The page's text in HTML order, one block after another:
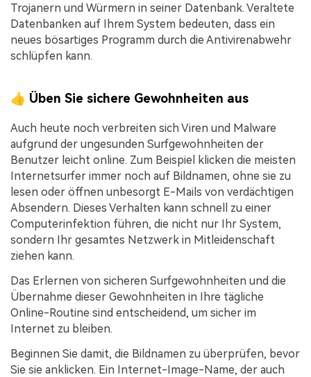
Trojanern und Würmern in seiner Datenbank. Veraltete
Datenbanken auf Ihrem System bedeuten, dass ein
neues bösartiges Programm durch die Antivirenabwehr
schlüpfen kann.
👍 Üben Sie sichere Gewohnheiten aus
Auch heute noch verbreiten sich Viren und Malware
aufgrund der ungesunden Surfgewohnheiten der
Benutzer leicht online. Zum Beispiel klicken die meisten
Internetsurfer immer noch auf Bildnamen, ohne sie zu
lesen oder öffnen unbesorgt E-Mails von verdächtigen
Absendern. Dieses Verhalten kann schnell zu einer
Computerinfektion führen, die nicht nur Ihr System,
sondern Ihr gesamtes Netzwerk in Mitleidenschaft
ziehen kann.
Das Erlernen von sicheren Surfgewohnheiten und die
Übernahme dieser Gewohnheiten in Ihre tägliche
Online-Routine sind entscheidend, um sicher im
Internet zu bleiben.
Beginnen Sie damit, die Bildnamen zu überprüfen, bevor
Sie sie anklicken. Ein Internet-Image-Name, der auch